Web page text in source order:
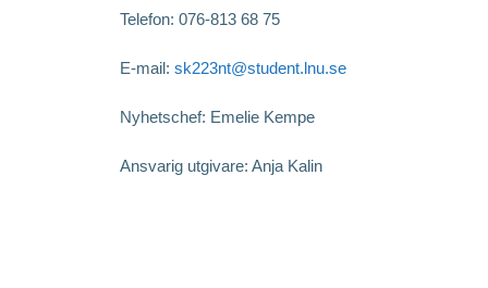
Telefon: 076-813 68 75
E-mail: sk223nt@student.lnu.se
Nyhetschef: Emelie Kempe
Ansvarig utgivare: Anja Kalin